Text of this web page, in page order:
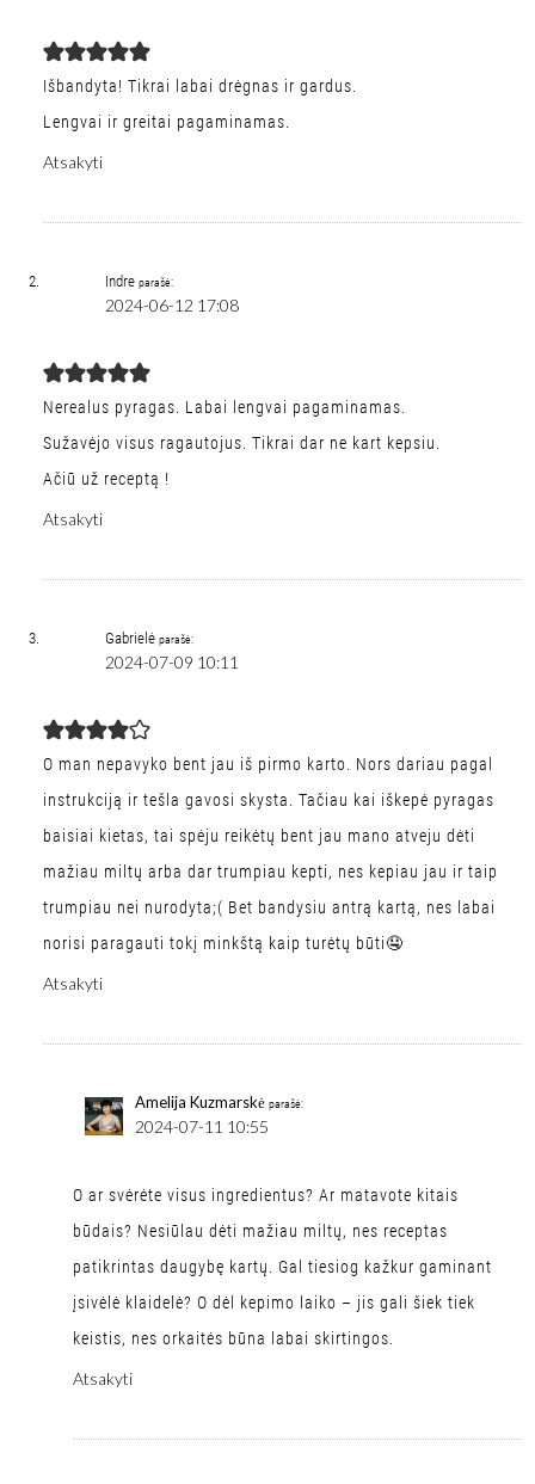
Išbandyta! Tikrai labai drėgnas ir gardus.
Lengvai ir greitai pagaminamas.
Atsakyti
Indre parašė:
2024-06-12 17:08
Nerealus pyragas. Labai lengvai pagaminamas.
Sužavėjo visus ragautojus. Tikrai dar ne kart kepsiu.
Ačiū už receptą !
Atsakyti
Gabrielė parašė:
2024-07-09 10:11
O man nepavyko bent jau iš pirmo karto. Nors dariau pagal
instrukciją ir tešla gavosi skysta. Tačiau kai iškepė pyragas
baisiai kietas, tai spėju reikėtų bent jau mano atveju dėti
mažiau miltų arba dar trumpiau kepti, nes kepiau jau ir taip
trumpiau nei nurodyta;( Bet bandysiu antrą kartą, nes labai
norisi paragauti tokį minkštą kaip turėtų būti🤤
Atsakyti
Amelija Kuzmarskė parašė:
2024-07-11 10:55
O ar svėrėte visus ingredientus? Ar matavote kitais
būdais? Nesiūlau dėti mažiau miltų, nes receptas
patikrintas daugybę kartų. Gal tiesiog kažkur gaminant
įsivėlė klaidelė? O dėl kepimo laiko – jis gali šiek tiek
keistis, nes orkaitės būna labai skirtingos.
Atsakyti